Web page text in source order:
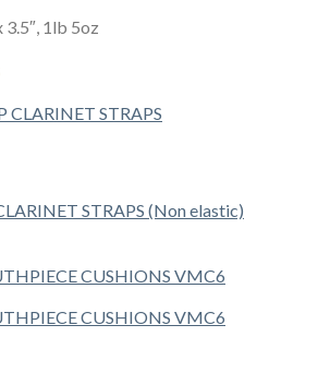
3.5″, 1lb 5oz
STRAPS (Non elastic)